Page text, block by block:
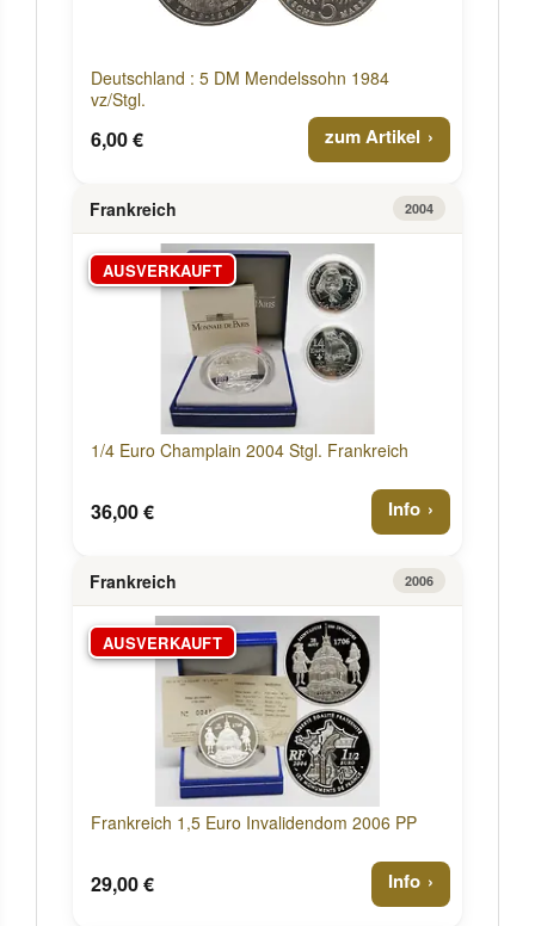
Deutschland : 5 DM Mendelssohn 1984
vz/Stgl.
6,00 € zum Artikel
Frankreich 2004
AUSVERKAUFT
1/4 Euro Champlain 2004 Stgl. Frankreich
36,00 € Info
Frankreich 2006
AUSVERKAUFT
Frankreich 1,5 Euro Invalidendom 2006 PP
29,00 € Info